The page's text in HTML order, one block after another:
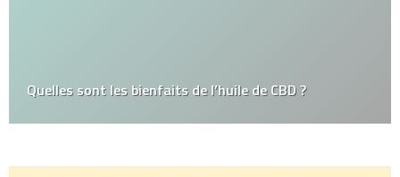
Quelles sont les bienfaits de l’huile de CBD ?